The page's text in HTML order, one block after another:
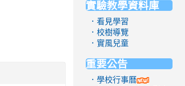
實驗教學資料庫
．看見學習
．校樹導覽
．實風兒童
重要公告
．學校行事曆